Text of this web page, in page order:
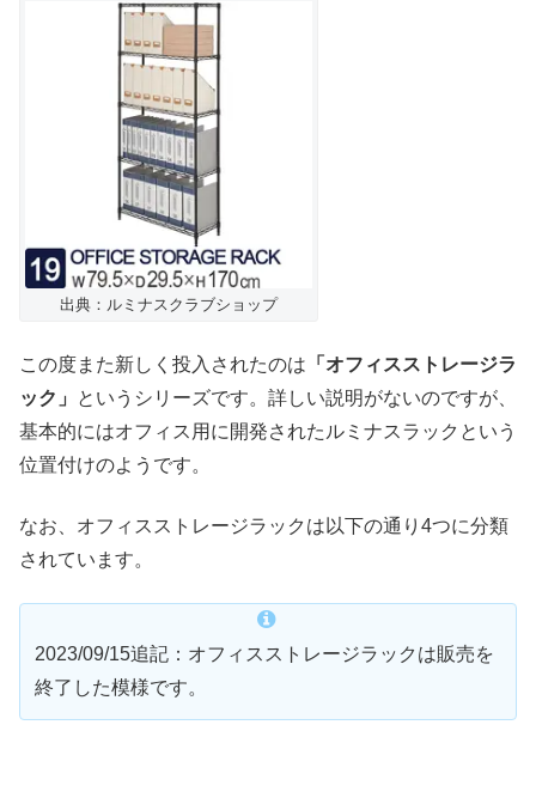
出典：ルミナスクラブショップ
この度また新しく投入されたのは 「オフィスストレージラ
ック」
というシリーズです。詳しい説明がないのですが、
基本的にはオフィス用に開発されたルミナスラックという
位置付けのようです。
なお、オフィスストレージラックは以下の通り4つに分類
されています。
2023/09/15追記：オフィスストレージラックは販売を
終了した模様です。